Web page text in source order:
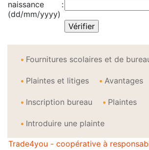
naissance
(dd/mm/yyyy)
:
Fournitures scolaires et de
Plaintes et litiges Avantages
Inscription bureau Plaintes
Introduire une plainte
Trade4you - coopérative à